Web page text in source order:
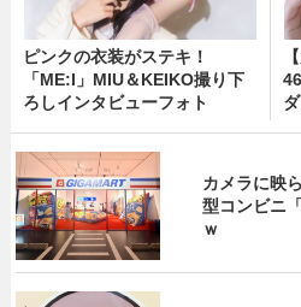
ピンクの衣装がステキ！
「ME:I」MIU＆KEIKO撮り下
ろしインタビューフォト
カメラに映
型コンビニ
ｗ